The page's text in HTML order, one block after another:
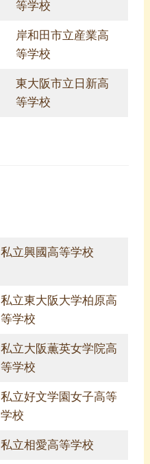
等学校
岸和田市立産業高
等学校
東大阪市立日新高
等学校
私立興國高等学校
私立東大阪大学柏原高
等学校
私立大阪薫英女学院高
等学校
私立好文学園女子高等
学校
私立相愛高等学校